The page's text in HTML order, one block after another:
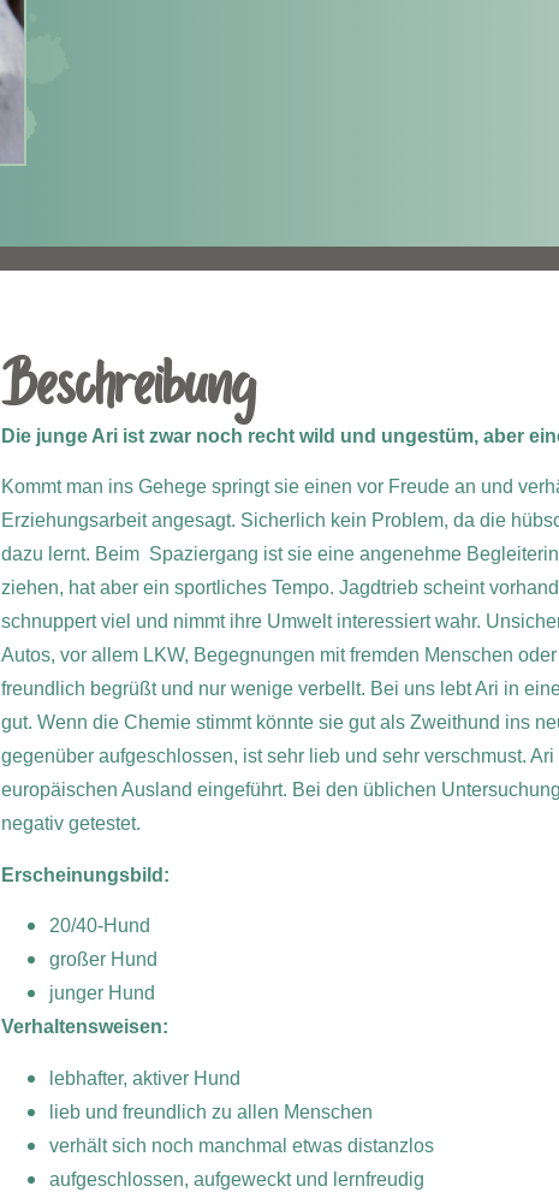
Beschreibung
Die junge Ari ist zwar noch recht wild und ungestüm, aber
Kommt man ins Gehege springt sie einen vor Freude an und
Erziehungsarbeit angesagt. Sicherlich kein Problem, da die
dazu lernt. Beim Spaziergang ist sie eine angenehme
ziehen, hat aber ein sportliches Tempo. Jagdtrieb scheint
schnuppert viel und nimmt ihre Umwelt interessiert wahr.
Autos, vor allem LKW, Begegnungen mit fremden Menschen
freundlich begrüßt und nur wenige verbellt. Bei uns lebt Ari in
gut. Wenn die Chemie stimmt könnte sie gut als Zweithund ins
gegenüber aufgeschlossen, ist sehr lieb und sehr verschmust.
europäischen Ausland eingeführt. Bei den üblichen
negativ getestet.
Erscheinungsbild:
20/40-Hund
großer Hund
junger Hund
Verhaltensweisen:
lebhafter, aktiver Hund
lieb und freundlich zu allen Menschen
verhält sich noch manchmal etwas distanzlos
aufgeschlossen, aufgeweckt und lernfreudig